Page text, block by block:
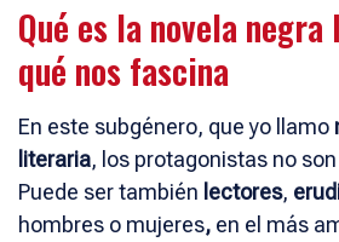
Qué es la novela
qué nos fascina
En este subgénero, que yo llamo
literaria, los protagonistas no
Puede ser también lectores,
hombres o mujeres, en el más